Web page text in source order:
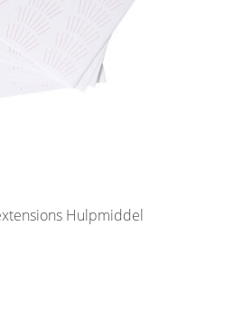
Hulpmiddel